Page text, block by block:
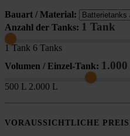
Bauart / Material:
Anzahl der Tanks: 1 Tank
1 Tank 6 Tanks
Volumen / Einzel-Tank:
500 L 2.000 L
VORAUSSICHTLICHE